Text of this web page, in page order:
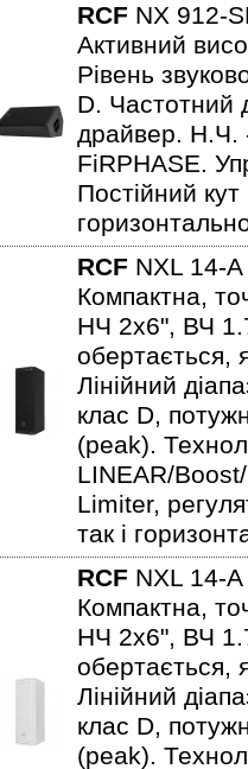
RCF NX 912-
Активний
Рівень
D. Частотний
драйвер. Н.Ч.
FiRPHASE.
Постійний
RCF NXL 14-
Компактна,
НЧ 2х6", ВЧ
обертається,
Лінійний
клас D,
(peak).
LINEAR/
Limiter,
так і
RCF NXL 14-
Компактна,
НЧ 2х6", ВЧ
обертається,
Лінійний
клас D,
(peak).